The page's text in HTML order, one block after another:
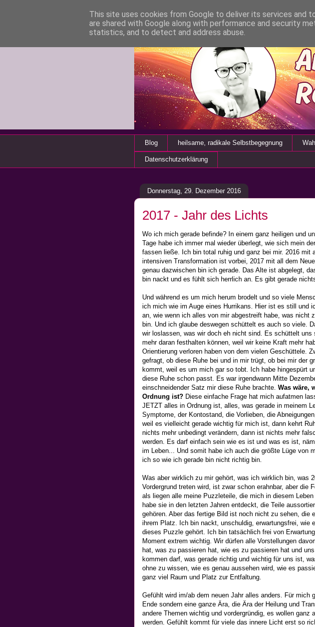
Blog heilsame, radikale Selbstbegegnung
Datenschutzerklärung
Donnerstag, 29. Dezember 2016
2017 - Jahr des Lichts
Wo ich mich gerade befinde? In einem ganz heiligen und
Tage habe ich immer mal wieder überlegt, wie sich mein
fassen ließe. Ich bin total ruhig und ganz bei mir. 2016 mit
intensiven Transformation ist vorbei, 2017 mit all dem
genau dazwischen bin ich gerade. Das Alte ist abgelegt,
bin nackt und es fühlt sich herrlich an. Es gibt gerade
Und während es um mich herum brodelt und so viele
ich mich wie im Auge eines Hurrikans. Hier ist es still und
an, wie wenn ich alles von mir abgestreift habe, was nicht
bin. Und ich glaube deswegen schüttelt es auch so viele.
wir loslassen, was wir doch eh nicht sind. Es schüttelt
mehr daran festhalten können, weil wir keine Kraft mehr
Orientierung verloren haben von dem vielen Geschüttele.
gefragt, ob diese Ruhe bei und in mir trügt, ob bei mir der
kommt, weil es um mich gar so tobt. Ich habe hingespürt
diese Ruhe schon passt. Es war irgendwann Mitte
einschneidender Satz mir diese Ruhe brachte. Was wäre,
Ordnung ist? Diese einfache Frage hat mich aufatmen
JETZT alles in Ordnung ist, alles, was gerade in meinem
Symptome, der Kontostand, die Vorlieben, die
weil es vielleicht gerade wichtig für mich ist, dann kehrt
nichts mehr unbedingt verändern, dann ist nichts mehr
werden. Es darf einfach sein wie es ist und was es ist,
im Leben... Und somit habe ich auch die größte Lüge von
ich so wie ich gerade bin nicht richtig bin.
Was aber wirklich zu mir gehört, was ich wirklich bin, was
Vordergrund treten wird, ist zwar schon erahnbar, aber die
als liegen alle meine Puzzleteile, die mich in diesem
habe sie in den letzten Jahren entdeckt, die Teile
gehören. Aber das fertige Bild ist noch nicht zu sehen, die
ihrem Platz. Ich bin nackt, unschuldig, erwartungsfrei, wie
dieses Puzzle gehört. Ich bin tatsächlich frei von
Moment extrem wichtig. Wir dürfen alle Vorstellungen
hat, was zu passieren hat, wie es zu passieren hat und
kommen darf, was gerade richtig und wichtig für uns ist,
ohne zu wissen, wie es genau aussehen wird, wie es
ganz viel Raum und Platz zur Entfaltung.
Gefühlt wird im/ab dem neuen Jahr alles anders. Für mich
Ende sondern eine ganze Ära, die Ära der Heilung und
andere Themen wichtig und vordergründig, es wollen ganz
werden. Gefühlt kommt für viele das innere Licht erst so
This site uses cookies from Google to deliver its services and
are shared with Google along with performance and security
statistics, and to detect and address abuse.